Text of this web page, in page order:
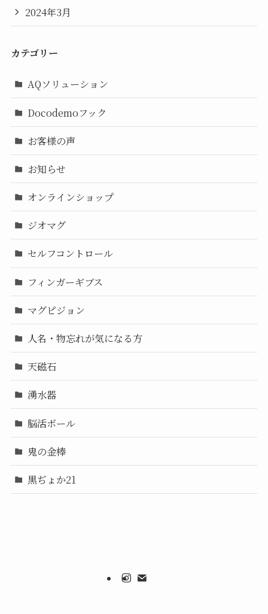
2024年3月
カテゴリー
AQソリューション
Docodemoフック
お客様の声
お知らせ
オンラインショップ
ジオマグ
セルフコントロール
フィンガーギブス
マグピジョン
人名・物忘れが気になる方
天磁石
湧水器
脳活ボール
鬼の金棒
黒ぢょか21